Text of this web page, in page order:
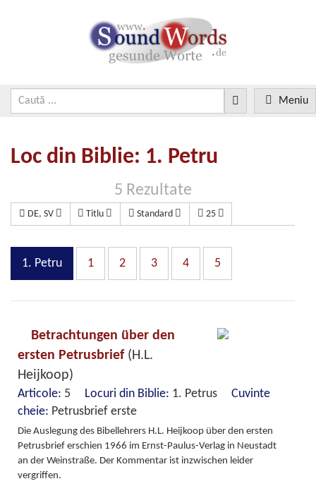
Meniu
Loc din Biblie: 1. Petru
5 Rezultate
DE, SV Titlu Standard 25
1. Petru 1 2 3 4 5
Betrachtungen über den
ersten Petrusbrief (H.L.
Heijkoop)
Articole: 5 Locuri din Biblie: 1. Petrus Cuvinte
cheie: Petrusbrief erste
Die Auslegung des Bibellehrers H.L. Heijkoop über den ersten
Petrusbrief erschien 1966 im Ernst-Paulus-Verlag in Neustadt
an der Weinstraße. Der Kommentar ist inzwischen leider
vergriffen.